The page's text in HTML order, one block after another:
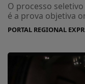
O processo
é a prova objetiva
PORTAL REGIONAL